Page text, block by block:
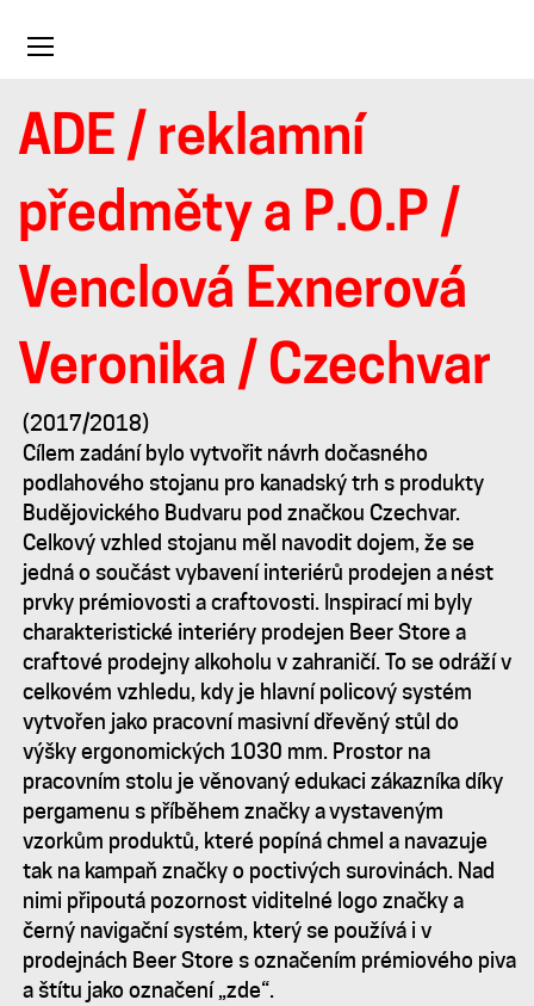
Toggle
ADE / reklamní
předměty a P.O.P /
Venclová Exnerová
Veronika / Czechvar
Czechvar
(2017/2018)
Cílem zadání bylo vytvořit návrh dočasného
podlahového stojanu pro kanadský trh s produkty
Budějovického Budvaru pod značkou Czechvar.
Celkový vzhled stojanu měl navodit dojem, že se
jedná o součást vybavení interiérů prodejen a nést
prvky prémiovosti a craftovosti. Inspirací mi byly
charakteristické interiéry prodejen Beer Store a
craftové prodejny alkoholu v zahraničí. To se odráží v
celkovém vzhledu, kdy je hlavní policový systém
vytvořen jako pracovní masivní dřevěný stůl do
výšky ergonomických 1030 mm. Prostor na
pracovním stolu je věnovaný edukaci zákazníka díky
pergamenu s příběhem značky a vystaveným
vzorkům produktů, které popíná chmel a navazuje
tak na kampaň značky o poctivých surovinách. Nad
nimi připoutá pozornost viditelné logo značky a
černý navigační systém, který se používá i v
prodejnách Beer Store s označením prémiového piva
a štítu jako označení „zde“.